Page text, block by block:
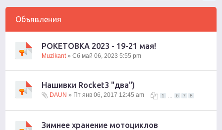
Объявления
РОКЕТОВКА 2023 - 19-21 мая!
Muzikant» Сб май 06, 2023 5:55 pm
Нашивки Rocket3 "два")
1 6 7 8
DAUN » Пт янв 06, 2017 12:45 am
Зимнее хранение мотоциклов